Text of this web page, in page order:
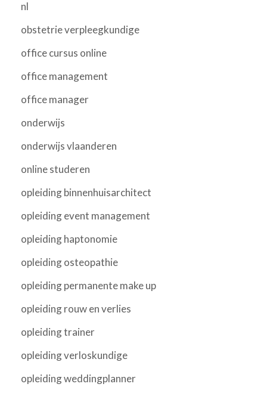
nl
obstetrie verpleegkundige
office cursus online
office management
office manager
onderwijs
onderwijs vlaanderen
online studeren
opleiding binnenhuisarchitect
opleiding event management
opleiding haptonomie
opleiding osteopathie
opleiding permanente make up
opleiding rouw en verlies
opleiding trainer
opleiding verloskundige
opleiding weddingplanner